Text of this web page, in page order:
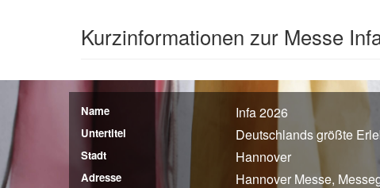
Kurzinformationen zur Messe
Name Infa 2026
Untertitel Deutschlands größte
Stadt Hannover
Adresse Hannover Messe,